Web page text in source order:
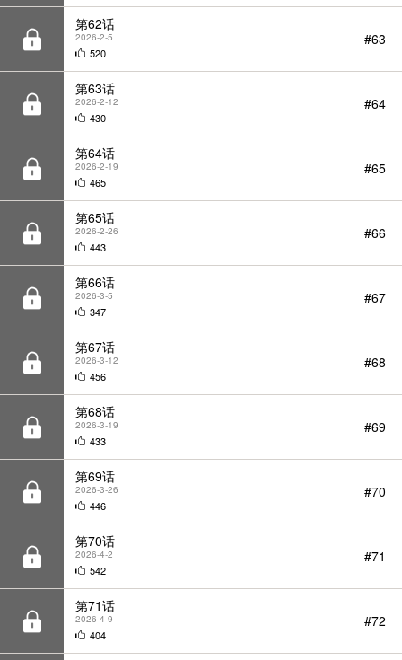
第63话
2026-2-12
430
#64
第64话
2026-2-19
465
#65
第65话
2026-2-26
443
#66
第66话
2026-3-5
347
#67
第67话
2026-3-12
456
#68
第68话
2026-3-19
433
#69
第69话
2026-3-26
446
#70
第70话
2026-4-2
542
#71
第71话
2026-4-9
404
#72
第72话
2026-4-16
302
#73